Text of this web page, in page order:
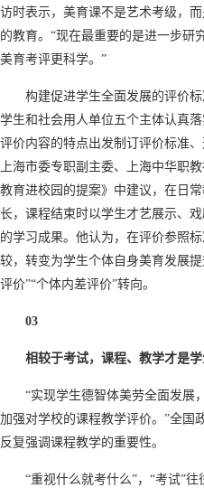
访时表示，美育课不是艺术考级，
的教育。“现在最重要的是进一步研
美育考评更科学。”
构建促进学生全面发展的评价
学生和社会用人单位五个主体认真
评价内容的特点出发制订评价标准
上海市委专职副主委、上海中华职
教育进校园的提案》中建议，在日
长，课程结束时以学生才艺展示、
的学习成果。他认为，在评价参照
较，转变为学生个体自身美育发展
评价”“个体内差评价”转向。
03
相较于考试，课程、教学才是
“实现学生德智体美劳全面发展
加强对学校的课程教学评价。”全国
反复强调课程教学的重要性。
“重视什么就考什么”，“考试”往